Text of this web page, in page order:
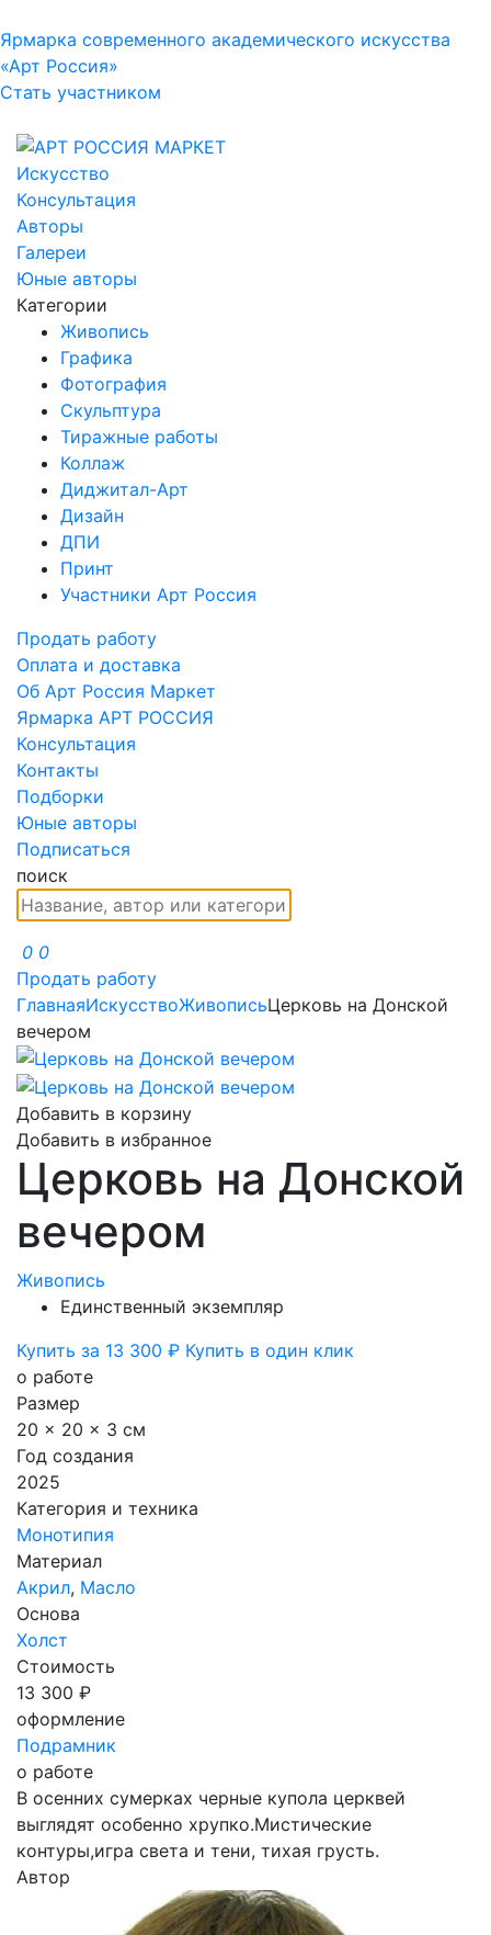
Ярмарка современного академического искусства
«Арт Россия»
Стать участником
Искусство
Консультация
Авторы
Галереи
Юные авторы
Категории
Живопись
Графика
Фотография
Скульптура
Тиражные работы
Коллаж
Диджитал-Арт
Дизайн
ДПИ
Принт
Участники Арт Россия
Продать работу
Оплата и доставка
Об Арт Россия Маркет
Ярмарка АРТ РОССИЯ
Консультация
Контакты
Подборки
Юные авторы
Подписаться
поиск
0 0
Продать работу
ГлавнаяИскусствоЖивописьЦерковь на Донской
вечером
Добавить в корзину
Добавить в избранное
Церковь на Донской
вечером
Живопись
Единственный экземпляр
Купить за 13 300 ₽ Купить в один клик
о работе
Размер
20 x 20 x 3 см
Год создания
2025
Категория и техника
Монотипия
Материал
Акрил, Масло
Основа
Холст
Стоимость
13 300 ₽
оформление
Подрамник
о работе
В осенних сумерках черные купола церквей
выглядят особенно хрупко.Мистические
контуры,игра света и тени, тихая грусть.
Автор